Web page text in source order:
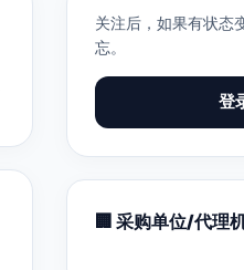
关注后，如果有状态
忘。
登
🏢 采购单位/代理